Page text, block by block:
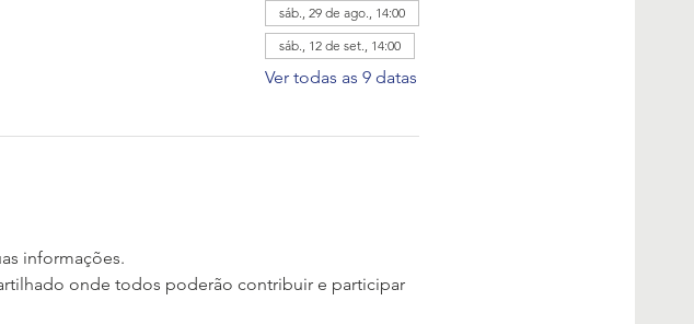
sáb., 29 de ago., 14:00
sáb., 12 de set., 14:00
Ver todas as 9 datas
informações.
onde todos poderão contribuir e participar